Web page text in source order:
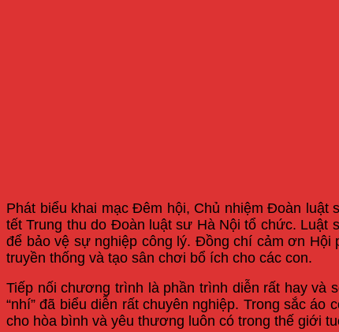
Phát biểu khai mạc Đêm hội, Chủ nhiệm Đoàn luật
tết Trung thu do Đoàn luật sư Hà Nội tổ chức. Luật
để bảo vệ sự nghiệp công lý. Đồng chí cảm ơn
truyền thống và tạo sân chơi bổ ích cho các con.
Tiếp nối chương trình là phần trình diễn rất hay và
“nhí” đã biểu diễn rất chuyên nghiệp. Trong sắc
cho hòa bình và yêu thương luôn có trong thế giới